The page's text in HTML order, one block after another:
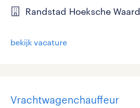
Randstad Hoeksche Waard
bekijk vacature
Vrachtwagenchauffeur